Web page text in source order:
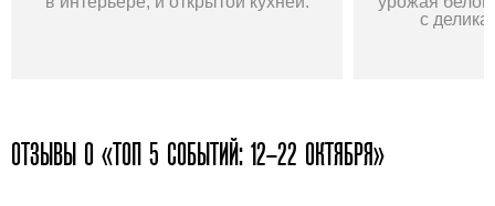
с
ОТЗЫВЫ О «ТОП 5 СОБЫТИЙ: 12–22 ОКТЯБРЯ»